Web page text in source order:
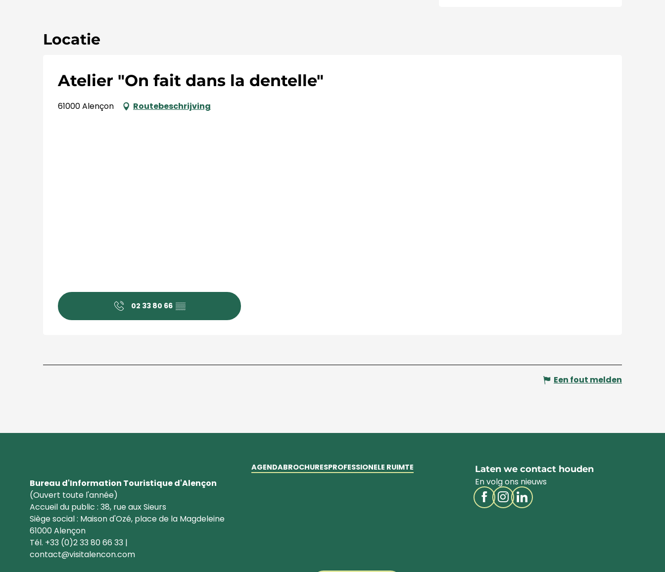
Locatie
Atelier "On fait dans la dentelle"
61000 Alençon Routebeschrijving
02 33 80 66 ▒▒
Een fout melden
Bureau d'Information Touristique d'Alençon
(Ouvert toute l'année)
Accueil du public : 38, rue aux Sieurs
Siège social : Maison d'Ozé, place de la Magdeleine
61000 Alençon
Tél. +33 (0)2 33 80 66 33 |
contact@visitalencon.com
AGENDABROCHURESPROFESSIONELE RUIMTE Laten we contact houden
En volg ons nieuws